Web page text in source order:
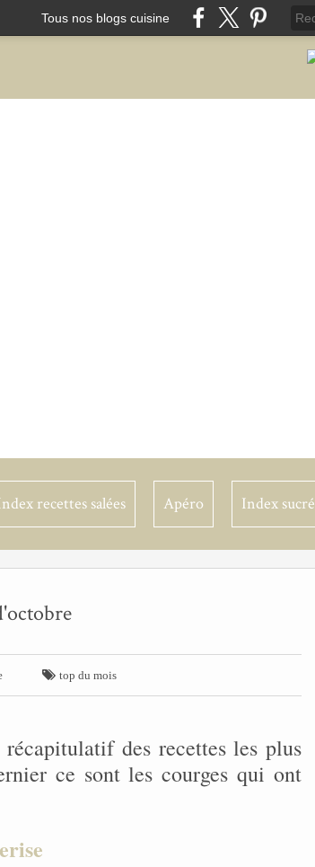
Tous nos blogs cuisine
recettes salées Apéro Index sucré
 top du mois
des recettes les plus
ce sont les courges qui ont